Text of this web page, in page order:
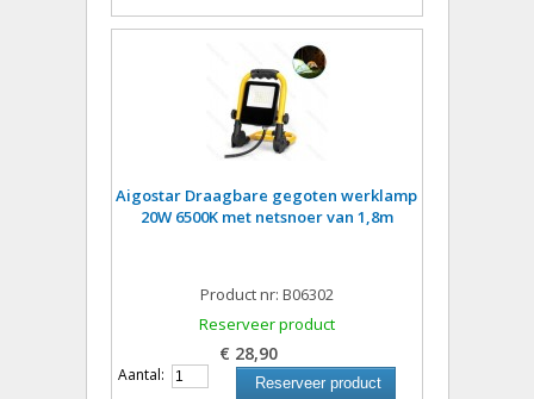
Aigostar Draagbare gegoten werklamp
20W 6500K met netsnoer van 1,8m
Product nr: B06302
Reserveer product
€ 28,90
Aantal: Reserveer product